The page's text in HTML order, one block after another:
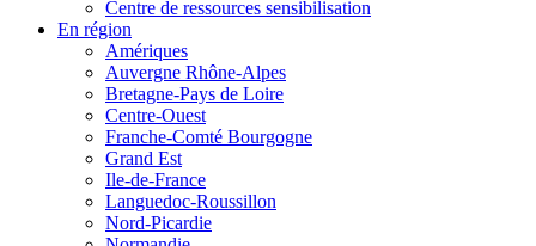
Centre de ressources sensibilisation
En région
Amériques
Auvergne Rhône-Alpes
Bretagne-Pays de Loire
Centre-Ouest
Franche-Comté Bourgogne
Grand Est
Ile-de-France
Languedoc-Roussillon
Nord-Picardie